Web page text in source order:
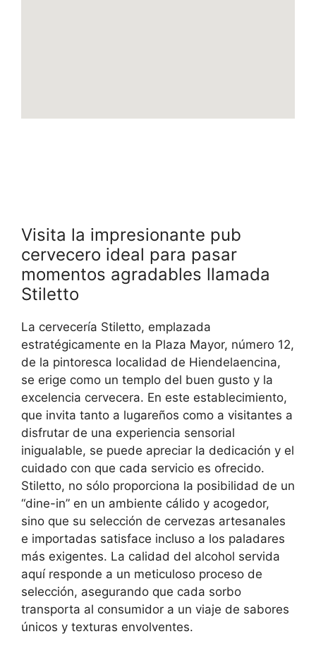
Visita la impresionante pub
cervecero ideal para pasar
momentos agradables llamada
Stiletto
La cervecería Stiletto, emplazada
estratégicamente en la Plaza Mayor, número 12,
de la pintoresca localidad de Hiendelaencina,
se erige como un templo del buen gusto y la
excelencia cervecera. En este establecimiento,
que invita tanto a lugareños como a visitantes a
disfrutar de una experiencia sensorial
inigualable, se puede apreciar la dedicación y el
cuidado con que cada servicio es ofrecido.
Stiletto, no sólo proporciona la posibilidad de un
“dine-in” en un ambiente cálido y acogedor,
sino que su selección de cervezas artesanales
e importadas satisface incluso a los paladares
más exigentes. La calidad del alcohol servida
aquí responde a un meticuloso proceso de
selección, asegurando que cada sorbo
transporta al consumidor a un viaje de sabores
únicos y texturas envolventes.